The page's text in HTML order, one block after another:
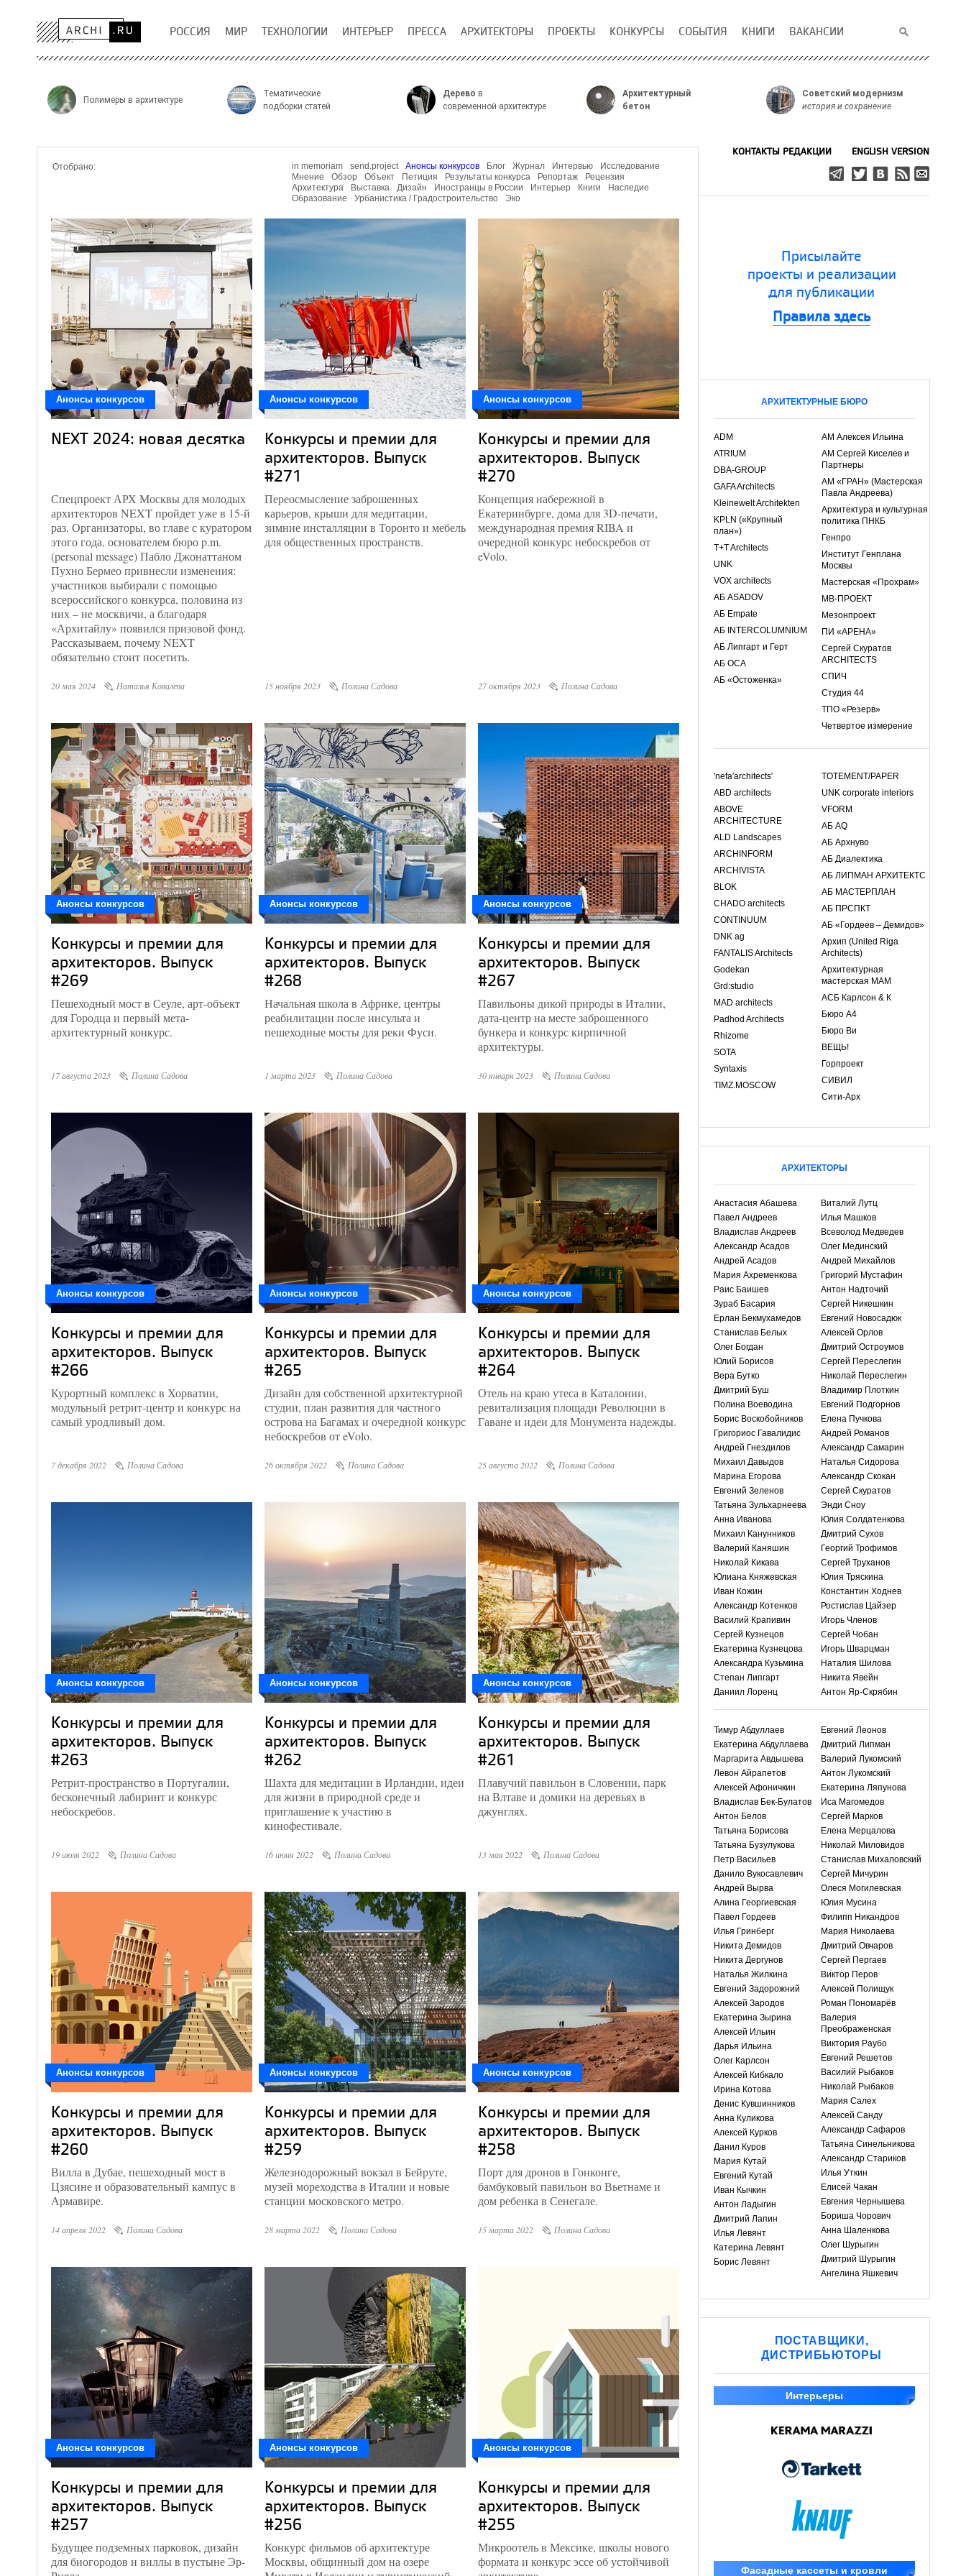
РОССИЯ МИР ТЕХНОЛОГИИ ИНТЕРЬЕР ПРЕССА АРХИТЕКТОРЫ ПРОЕКТЫ КОНКУРСЫ СОБЫТИЯ КНИГИ ВАКАНСИИ
Полимеры в архитектуре
Тематические
подборки статей
Дерево в
современной архитектуре
Архитектурный
бетон
Советский модернизм
история и сохранение
Отобрано: in memoriam send.project Анонсы конкурсов Блог Журнал Интервью
Исследование
Мнение
Обзор Объект Петиция Результаты конкурса Репортаж
Рецензия
Архитектура
Выставка Дизайн Иностранцы в России Интерьер Книги
Наследие
Образование
Урбанистика / Градостроительство Эко
Анонсы конкурсов
NEXT 2024: новая десятка
Спецпроект АРХ Москвы для молодых
архитекторов NEXT пройдет уже в 15-й
раз. Организаторы, во главе с куратором
этого года, основателем бюро p.m.
(personal message) Пабло Джонаттаном
Пухно Бермео привнесли изменения:
участников выбирали с помощью
всероссийского конкурса, половина из
них – не москвичи, а благодаря
«Архитайлу» появился призовой фонд.
Рассказываем, почему NEXT
обязательно стоит посетить.
20 мая 2024 Наталья Ковалева
Анонсы конкурсов
Конкурсы и премии для
архитекторов. Выпуск
#271
Переосмысление заброшенных
карьеров, крыши для медитации,
зимние инсталляции в Торонто и мебель
для общественных пространств.
15 ноября 2023 Полина Садова
Анонсы конкурсов
Конкурсы и премии для
архитекторов. Выпуск
#270
Концепция набережной в
Екатеринбурге, дома для 3D-печати,
международная премия RIBA и
очередной конкурс небоскребов от
eVolo.
27 октября 2023 Полина Садова
Анонсы конкурсов
Конкурсы и премии для
архитекторов. Выпуск
#269
Пешеходный мост в Сеуле, арт-объект
для Городца и первый мета-
архитектурный конкурс.
17 августа 2023 Полина Садова
Анонсы конкурсов
Конкурсы и премии для
архитекторов. Выпуск
#268
Начальная школа в Африке, центры
реабилитации после инсульта и
пешеходные мосты для реки Фуси.
1 марта 2023 Полина Садова
Анонсы конкурсов
Конкурсы и премии для
архитекторов. Выпуск
#267
Павильоны дикой природы в Италии,
дата-центр на месте заброшенного
бункера и конкурс кирпичной
архитектуры.
30 января 2023 Полина Садова
Анонсы конкурсов
Конкурсы и премии для
архитекторов. Выпуск
#266
Курортный комплекс в Хорватии,
модульный ретрит-центр и конкурс на
самый уродливый дом.
7 декабря 2022 Полина Садова
Анонсы конкурсов
Конкурсы и премии для
архитекторов. Выпуск
#265
Дизайн для собственной архитектурной
студии, план развития для частного
острова на Багамах и очередной конкурс
небоскребов от eVolo.
26 октября 2022 Полина Садова
Анонсы конкурсов
Конкурсы и премии для
архитекторов. Выпуск
#264
Отель на краю утеса в Каталонии,
ревитализация площади Революции в
Гаване и идеи для Монумента надежды.
25 августа 2022 Полина Садова
Анонсы конкурсов
Конкурсы и премии для
архитекторов. Выпуск
#263
Ретрит-пространство в Португалии,
бесконечный лабиринт и конкурс
небоскребов.
19 июля 2022 Полина Садова
Анонсы конкурсов
Конкурсы и премии для
архитекторов. Выпуск
#262
Шахта для медитации в Ирландии, идеи
для жизни в природной среде и
приглашение к участию в
кинофестивале.
16 июня 2022 Полина Садова
Анонсы конкурсов
Конкурсы и премии для
архитекторов. Выпуск
#261
Плавучий павильон в Словении, парк
на Влтаве и домики на деревьях в
джунглях.
13 мая 2022 Полина Садова
Анонсы конкурсов
Конкурсы и премии для
архитекторов. Выпуск
#260
Вилла в Дубае, пешеходный мост в
Цзясине и образовательный кампус в
Армавире.
14 апреля 2022 Полина Садова
Анонсы конкурсов
Конкурсы и премии для
архитекторов. Выпуск
#259
Железнодорожный вокзал в Бейруте,
музей мореходства в Италии и новые
станции московского метро.
28 марта 2022 Полина Садова
Анонсы конкурсов
Конкурсы и премии для
архитекторов. Выпуск
#258
Порт для дронов в Гонконге,
бамбуковый павильон во Вьетнаме и
дом ребенка в Сенегале.
15 марта 2022 Полина Садова
Анонсы конкурсов
Конкурсы и премии для
архитекторов. Выпуск
#257
Будущее подземных парковок, дизайн
для биогородов и виллы в пустыне Эр-
Анонсы конкурсов
Конкурсы и премии для
архитекторов. Выпуск
#256
Конкурс фильмов об архитектуре
Москвы, общинный дом на озере
Анонсы конкурсов
Конкурсы и премии для
архитекторов. Выпуск
#255
Микроотель в Мексике, школы нового
формата и конкурс эссе об устойчивой
КОНТАКТЫ РЕДАКЦИИ ENGLISH VERSION
Присылайте
проекты и реализации
для публикации
Правила здесь
АРХИТЕКТУРНЫЕ БЮРО
ADM
ATRIUM
DBA-GROUP
GAFA Architects
Kleinewelt Architekten
KPLN («Крупный
план»)
T+T Architects
UNK
VOX architects
АБ ASADOV
АБ Empate
АБ INTERCOLUMNIUM
АБ Липгарт и Герт
АБ ОСА
АБ «Остоженка»
АМ Алексея Ильина
АМ Сергей Киселев и
Партнеры
АМ «ГРАН» (Мастерская
Павла Андреева)
Архитектура и культурная
политика ПНКБ
Генпро
Институт Генплана
Москвы
Мастерская «Прохрам»
МВ-ПРОЕКТ
Мезонпроект
ПИ «АРЕНА»
Сергей Скуратов
ARCHITECTS
СПИЧ
Студия 44
ТПО «Резерв»
Четвертое измерение
′nefa′architects′
ABD architects
ABOVE
ARCHITECTURE
ALD Landscapes
ARCHINFORM
ARCHIVISTA
BLOK
CHADO architects
CONTINUUM
DNK ag
FANTALIS Architects
Godekan
Grd:studio
MAD architects
Padhod Architects
Rhizome
SOTA
Syntaxis
TIMZ.MOSCOW
TOTEMENT/PAPER
UNK corporate interiors
VFORM
АБ AQ
АБ Архнуво
АБ Диалектика
АБ ЛИПМАН АРХИТЕКТС
АБ МАСТЕРПЛАН
АБ ПРСПКТ
АБ «Гордеев – Демидов»
Архип (United Riga
Architects)
Архитектурная
мастерская МАМ
АСБ Карлсон & К
Бюро А4
Бюро Ви
ВЕЩЬ!
Горпроект
СИВИЛ
Сити-Арх
АРХИТЕКТОРЫ
Анастасия Абашева
Павел Андреев
Владислав Андреев
Александр Асадов
Андрей Асадов
Мария Ахременкова
Раис Баишев
Зураб Басария
Ерлан Бекмухамедов
Станислав Белых
Олег Богдан
Юлий Борисов
Вера Бутко
Дмитрий Буш
Полина Воеводина
Борис Воскобойников
Григориос Гавалидис
Андрей Гнездилов
Михаил Давыдов
Марина Егорова
Евгений Зеленов
Татьяна Зульхарнеева
Анна Иванова
Михаил Канунников
Валерий Каняшин
Николай Кикава
Юлиана Княжевская
Иван Кожин
Александр Котенков
Василий Крапивин
Сергей Кузнецов
Екатерина Кузнецова
Александра Кузьмина
Степан Липгарт
Даниил Лоренц
Виталий Лутц
Илья Машков
Всеволод Медведев
Олег Мединский
Андрей Михайлов
Григорий Мустафин
Антон Надточий
Сергей Никешкин
Евгений Новосадюк
Алексей Орлов
Дмитрий Остроумов
Сергей Переслегин
Николай Переслегин
Владимир Плоткин
Евгений Подгорнов
Елена Пучкова
Андрей Романов
Александр Самарин
Наталья Сидорова
Александр Скокан
Сергей Скуратов
Энди Сноу
Юлия Солдатенкова
Дмитрий Сухов
Георгий Трофимов
Сергей Труханов
Юлия Тряскина
Константин Ходнев
Ростислав Цайзер
Игорь Членов
Сергей Чобан
Игорь Шварцман
Наталия Шилова
Никита Явейн
Антон Яр-Скрябин
Тимур Абдуллаев
Екатерина Абдуллаева
Маргарита Авдышева
Левон Айрапетов
Алексей Афоничкин
Владислав Бек-Булатов
Антон Белов
Татьяна Борисова
Татьяна Бузулукова
Петр Васильев
Данило Вукосавлевич
Андрей Вырва
Алина Георгиевская
Павел Гордеев
Илья Гринберг
Никита Демидов
Никита Дергунов
Наталья Жилкина
Евгений Задорожний
Алексей Зародов
Екатерина Зырина
Алексей Ильин
Дарья Ильина
Олег Карлсон
Алексей Кибкало
Ирина Котова
Денис Кувшинников
Анна Куликова
Алексей Курков
Данил Куров
Мария Кутай
Евгений Кутай
Иван Кычкин
Антон Ладыгин
Дмитрий Лапин
Илья Левянт
Катерина Левянт
Борис Левянт
Евгений Леонов
Дмитрий Липман
Валерий Лукомский
Антон Лукомский
Екатерина Ляпунова
Иса Магомедов
Сергей Марков
Елена Мерцалова
Николай Миловидов
Станислав Михаловский
Сергей Мичурин
Олеся Могилевская
Юлия Мусина
Филипп Никандров
Мария Николаева
Дмитрий Овчаров
Сергей Пергаев
Виктор Перов
Алексей Полищук
Роман Пономарёв
Валерия
Преображенская
Виктория Раубо
Евгений Решетов
Василий Рыбаков
Николай Рыбаков
Мария Салех
Алексей Санду
Александр Сафаров
Татьяна Синельникова
Александр Стариков
Илья Уткин
Елисей Чакан
Евгения Чернышева
Бориша Чорович
Анна Шаленкова
Олег Шурыгин
Дмитрий Шурыгин
Ангелина Яшкевич
ПОСТАВЩИКИ,
ДИСТРИБЬЮТОРЫ
Интерьеры
Фасадные кассеты и кровли